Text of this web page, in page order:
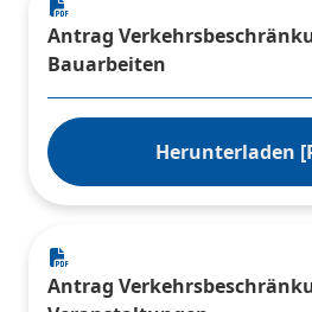
Antrag
Bauarbeiten
Herunterladen
Antrag